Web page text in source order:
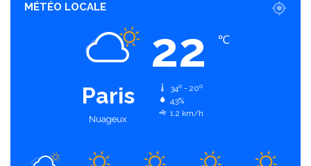
MÉTÉO LOCALE
Paris
Nuageux
22 ℃
34º - 20º
43%
1.2 km/h